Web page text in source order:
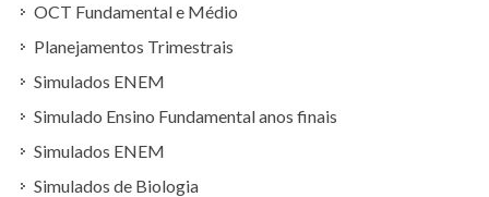
OCT Fundamental e Médio
Planejamentos Trimestrais
Simulados ENEM
Simulado Ensino Fundamental anos finais
Simulados ENEM
Simulados de Biologia